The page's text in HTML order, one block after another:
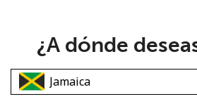
¿A dónde